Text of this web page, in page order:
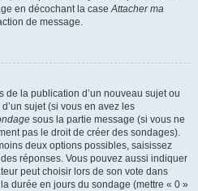
en décochant la caseAttacher ma
de message.
de la publication d’un nouveau sujet ou
sujet (si vous en avez les
sous la partie message (si vous ne
pas le droit de créer des sondages).
deux options possibles, saisissez
réponses. Vous pouvez aussi indiquer
peut choisir lors de son vote dans
durée en jours du sondage (mettre « 0 »